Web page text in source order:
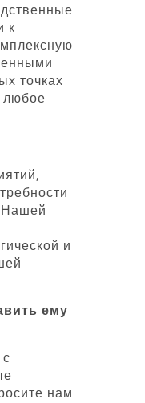
к
точках
любое
Нашей
и
ему
нам